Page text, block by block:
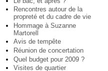
Rencontres autour de la
propreté et du cadre de vie
Hommage à Suzanne
Martorell
Avis de tempête
Réunion de concertation
Quel budget pour 2009 ?
Visites de quartier